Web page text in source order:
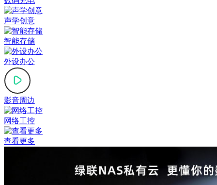
声学创意
智能存储
外设办公
影音周边
网络工控
查看更多